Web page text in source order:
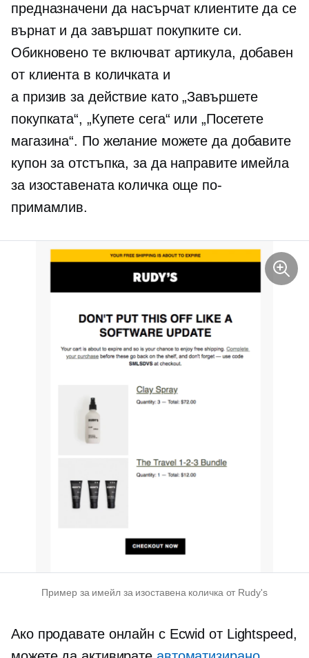
предназначени да насърчат клиентите да се
върнат и да завършат покупките си.
Обикновено те включват артикула, добавен
от клиента в количката и
a призив за действие като „Завършете
покупката“, „Купете сега“ или „Посетете
магазина“. По желание можете да добавите
купон за отстъпка, за да направите имейла
за изоставената количка още по-
примамлив.
Пример за имейл за изоставена количка от Rudy's
Ако продавате онлайн с Ecwid от Lightspeed,